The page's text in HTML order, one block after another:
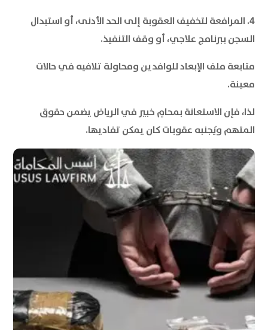
4. المرافعة لتخفيف العقوبة إلى الحد الأدنى، أو استبدال
السجن ببرنامج علاجي، أو وقف التنفيذ.
متابعة ملف الإبعاد للوافدين ومحاولة تلافيه في حالات
معينة.
لذا، فإن الاستعانة بمحامٍ خبير في الرياض يضمن حقوق
المتهم ويُجنبه عقوبات كان يمكن تفاديها.